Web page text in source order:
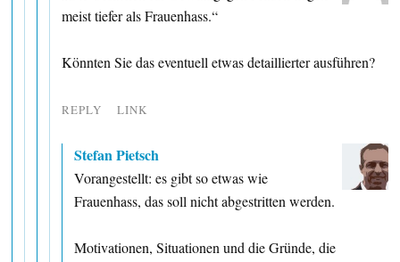
meist tiefer als Frauenhass.“
Könnten Sie das eventuell etwas detaillierter ausführen?
REPLY LINK
Stefan Pietsch
Vorangestellt: es gibt so etwas wie
Frauenhass, das soll nicht abgestritten werden.
Motivationen, Situationen und die Gründe, die